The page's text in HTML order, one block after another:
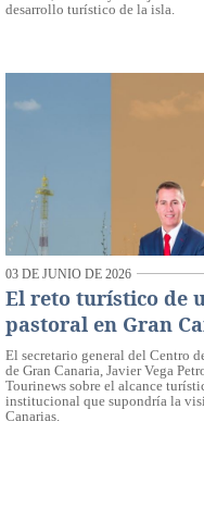
desarrollo turístico de la isla.
03 DE JUNIO DE 2026
El reto turístico de
pastoral en Gran
El secretario general del Centro
de Gran Canaria, Javier Vega
Tourinews sobre el alcance
institucional que supondría la
Canarias.